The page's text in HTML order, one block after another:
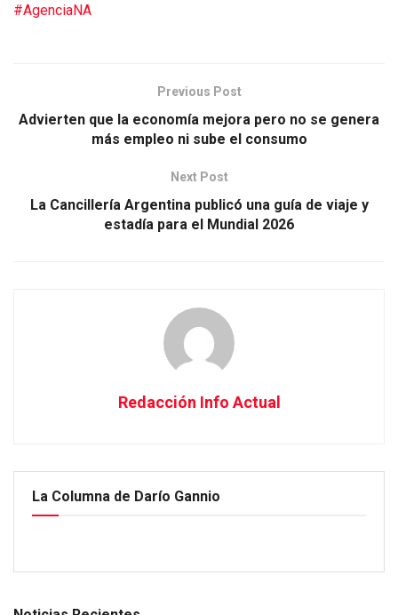
#AgenciaNA
Previous Post
Advierten que la economía mejora pero no se genera
más empleo ni sube el consumo
Next Post
La Cancillería Argentina publicó una guía de viaje y
estadía para el Mundial 2026
Redacción Info Actual
La Columna de Darío Gannio